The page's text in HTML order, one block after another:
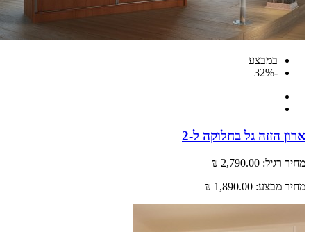
במבצע
הזזה גל בחלוקה ל-2
רגיל: 2,790.00 ₪
מבצע: 1,890.00 ₪